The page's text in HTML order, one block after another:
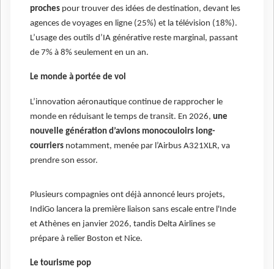
proches pour trouver des idées de destination, devant les
agences de voyages en ligne (25%) et la télévision (18%).
L’usage des outils d’IA générative reste marginal, passant
de 7% à 8% seulement en un an.
Le monde à portée de vol
L’innovation aéronautique continue de rapprocher le
monde en réduisant le temps de transit. En 2026, une
nouvelle génération d’avions monocouloirs long-
courriers notamment, menée par l’Airbus A321XLR, va
prendre son essor.
Plusieurs compagnies ont déjà annoncé leurs projets,
IndiGo lancera la première liaison sans escale entre l'Inde
et Athènes en janvier 2026, tandis Delta Airlines se
prépare à relier Boston et Nice.
Le tourisme pop